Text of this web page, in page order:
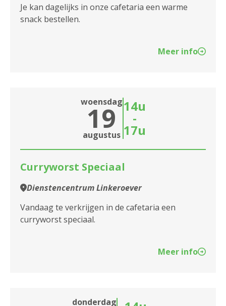
2140 Borgerhout
2170 Merksem
2660 Hoboken
2950 Kapellen
Je kan dagelijks in onze cafetaria een warme
snack bestellen.
Meer info
woensdag
19
augustus
14u
-
17u
Curryworst Speciaal
Dienstencentrum Linkeroever
Vandaag te verkrijgen in de cafetaria een
curryworst speciaal.
Meer info
donderdag